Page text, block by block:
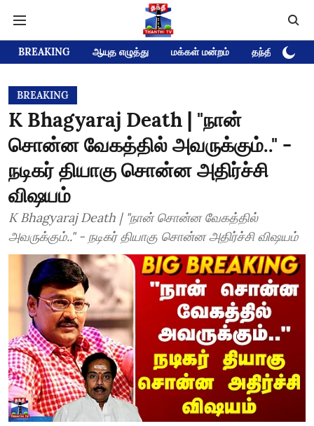
BREAKING ஆயுத எழுத்து மக்கள் மன்றம் தந்தி டிவி
BREAKING
K Bhagyaraj Death | "நான்
சொன்ன வேகத்தில் அவருக்கும்.." -
நடிகர் தியாகு சொன்ன அதிர்ச்சி
விஷயம்
K Bhagyaraj Death | "நான் சொன்ன வேகத்தில்
அவருக்கும்.." - நடிகர் தியாகு சொன்ன அதிர்ச்சி விஷயம்